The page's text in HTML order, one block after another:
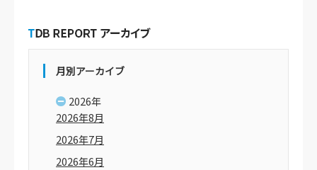
月別アーカイブ
2026年
2026年8月
2026年7月
2026年6月